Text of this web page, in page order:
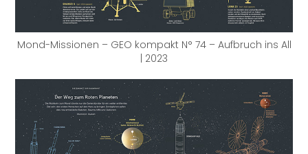
Mond-Missionen – GEO kompakt N° 74 – Aufbruch ins All
| 2023